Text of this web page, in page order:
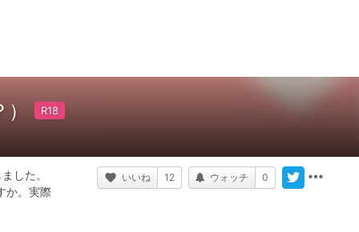
した。
か。実際
いいね 12 ウォッチ 0